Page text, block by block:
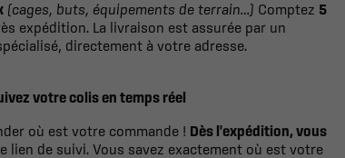
(cages, buts, équipements de terrain…) Comptez 5
expédition. La livraison est assurée par un
directement à votre adresse.
votre colis en temps réel
où est votre commande ! Dès l'expédition, vous
lien de suivi. Vous savez exactement où est votre